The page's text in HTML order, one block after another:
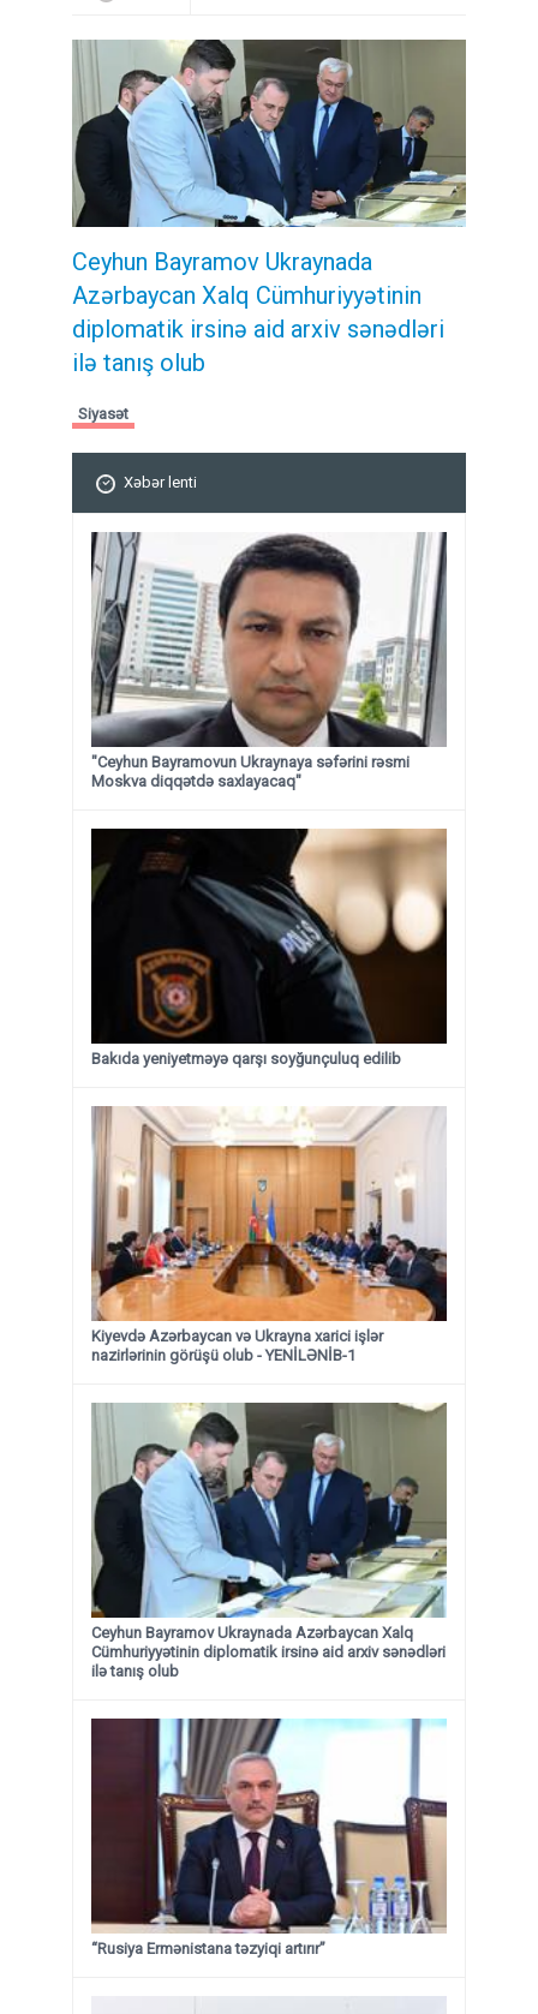
Ceyhun Bayramov Ukraynada
Azərbaycan Xalq Cümhuriyyətinin
diplomatik irsinə aid arxiv sənədləri
ilə tanış olub
Siyasət
Xəbər lenti
"Ceyhun Bayramovun Ukraynaya səfərini rəsmi
Moskva diqqətdə saxlayacaq"
Bakıda yeniyetməyə qarşı soyğunçuluq edilib
Kiyevdə Azərbaycan və Ukrayna xarici işlər
nazirlərinin görüşü olub - YENİLƏNİB-1
Ceyhun Bayramov Ukraynada Azərbaycan Xalq
Cümhuriyyətinin diplomatik irsinə aid arxiv sənədləri
ilə tanış olub
“Rusiya Ermənistana təzyiqi artırır”